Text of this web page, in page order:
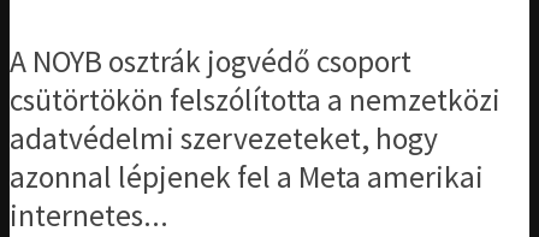
A NOYB osztrák jogvédő csoport
csütörtökön felszólította a nemzetközi
adatvédelmi szervezeteket, hogy
azonnal lépjenek fel a Meta amerikai
internetes...